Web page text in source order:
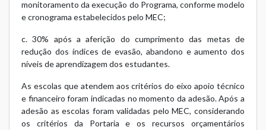
monitoramento da execução do Programa, conforme modelo
e cronograma estabelecidos pelo MEC;
c. 30% após a aferição do cumprimento das metas de
redução dos índices de evasão, abandono e aumento dos
níveis de aprendizagem dos estudantes.
As escolas que atendem aos critérios do eixo apoio técnico
e financeiro foram indicadas no momento da adesão. Após a
adesão as escolas foram validadas pelo MEC, considerando
os critérios da Portaria e os recursos orçamentários